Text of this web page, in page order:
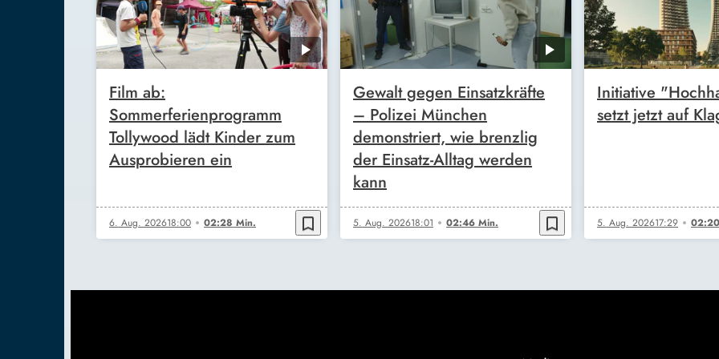
Film ab:
Sommerferienprogramm
Tollywood lädt Kinder zum
Ausprobieren ein
6. Aug. 202618:00 02:28 Min. bookmark_border
Gewalt gegen Einsatzkräfte
– Polizei München
demonstriert, wie brenzlig
der Einsatz-Alltag werden
kann
5. Aug. 202618:01 02:46 Min. bookmark_border
Initiative
setzt jetzt auf
5. Aug. 202617:29